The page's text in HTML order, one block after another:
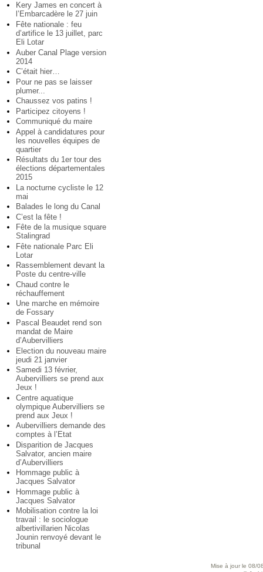
Kery James en concert à
l’Embarcadère le 27 juin
Fête nationale : feu
d’artifice le 13 juillet, parc
Eli Lotar
Auber Canal Plage version
2014
C’était hier…
Pour ne pas se laisser
plumer...
Chaussez vos patins !
Participez citoyens !
Communiqué du maire
Appel à candidatures pour
les nouvelles équipes de
quartier
Résultats du 1er tour des
élections départementales
2015
La nocturne cycliste le 12
mai
Balades le long du Canal
C’est la fête !
Fête de la musique square
Stalingrad
Fête nationale Parc Eli
Lotar
Rassemblement devant la
Poste du centre-ville
Chaud contre le
réchauffement
Une marche en mémoire
de Fossary
Pascal Beaudet rend son
mandat de Maire
d’Aubervilliers
Election du nouveau maire
jeudi 21 janvier
Samedi 13 février,
Aubervilliers se prend aux
Jeux !
Centre aquatique
olympique Aubervilliers se
prend aux Jeux !
Aubervilliers demande des
comptes à l’Etat
Disparition de Jacques
Salvator, ancien maire
d’Aubervilliers
Hommage public à
Jacques Salvator
Hommage public à
Jacques Salvator
Mobilisation contre la loi
travail : le sociologue
albertivillarien Nicolas
Jounin renvoyé devant le
tribunal
Mise à jour le 08/